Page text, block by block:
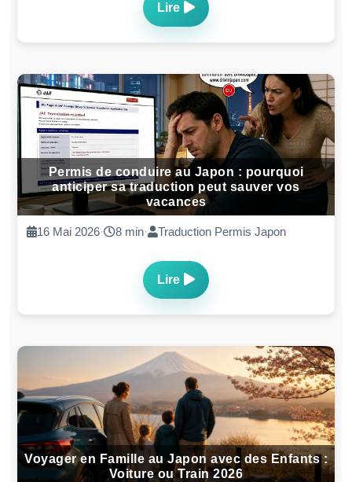
Lire
Permis de conduire au Japon : pourquoi
anticiper sa traduction peut sauver vos
vacances
16 Mai 2026· 8 min· Traduction Permis Japon
Lire
Voyager en Famille au Japon avec des Enfants :
Voiture ou Train 2026